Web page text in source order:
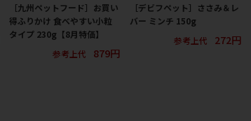
［九州ペットフード］お買い
得ふりかけ 食べやすい小粒
タイプ 230g【8月特価】
参考上代
879円
［デビフペット］ささみ＆レ
バー ミンチ 150g
参考上代
272円